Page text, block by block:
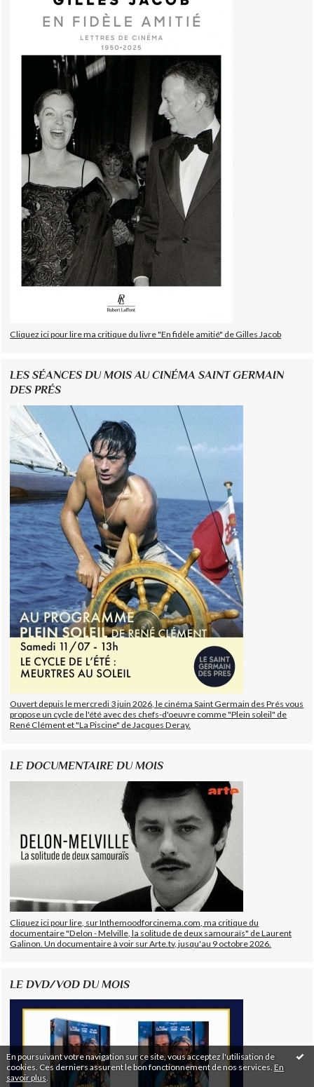
En poursuivant votre navigation sur ce site, vous acceptez l'utilisation de
cookies. Ces derniers assurent le bon fonctionnement de nos services. En
savoir plus
Cliquez ici pour lire ma critique du livre "En fidèle amitié" de Gilles Jacob
LES SÉANCES DU MOIS AU CINÉMA SAINT GERMAIN
DES PRÉS
Ouvert depuis le mercredi 3 juin 2026, le cinéma Saint Germain des Prés vous
propose un cycle de l'été avec des chefs-d'oeuvre comme "Plein soleil" de
René Clément et "La Piscine" de Jacques Deray.
LE DOCUMENTAIRE DU MOIS
Cliquez ici pour lire, sur Inthemoodforcinema.com, ma critique du
documentaire "Delon - Melville, la solitude de deux samouraïs" de Laurent
Galinon. Un documentaire à voir sur Arte.tv, jusqu'au 9 octobre 2026.
LE DVD/VOD DU MOIS